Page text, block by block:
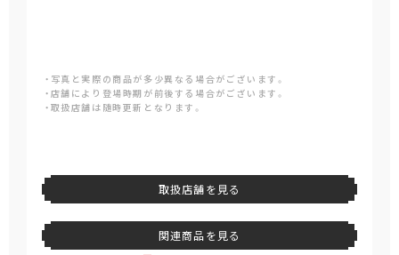
・写真と実際の商品が多少異なる場合がございます。
・店舗により登場時期が前後する場合がございます。
・取扱店舗は随時更新となります。
取扱店舗を見る
関連商品を見る